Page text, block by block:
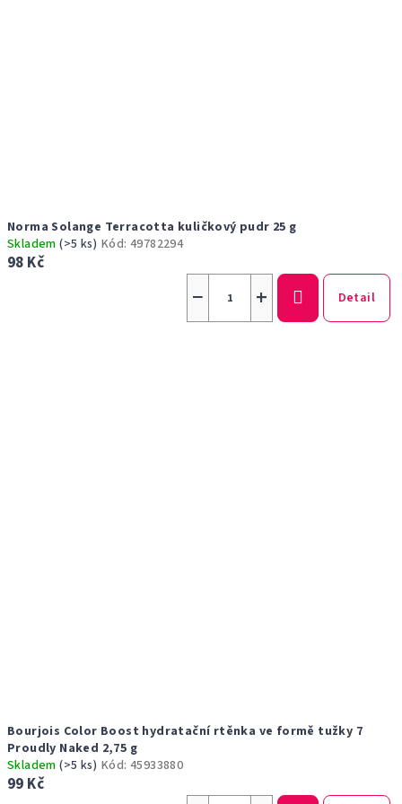
Norma Solange Terracotta kuličkový pudr 25 g
Skladem(>5 ks) Kód:49782294
98 Kč
+
− Detail
Bourjois Color Boost hydratační rtěnka ve formě tužky 7
Proudly Naked 2,75 g
Skladem(>5 ks) Kód:45933880
99 Kč